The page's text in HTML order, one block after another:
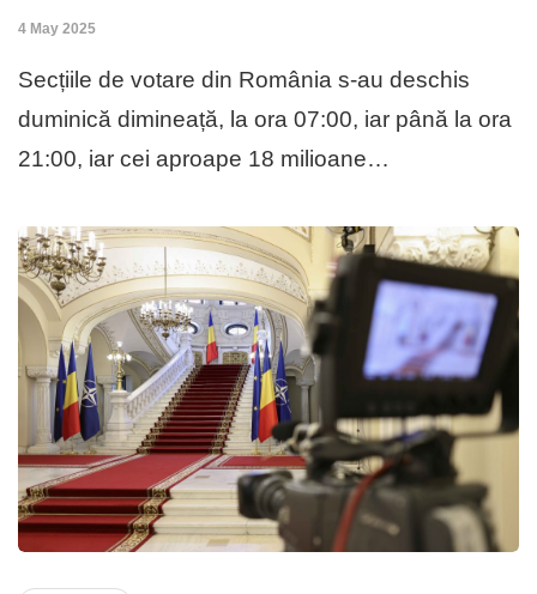
4 May 2025
Secțiile de votare din România s-au deschis
duminică dimineață, la ora 07:00, iar până la ora
21:00, iar cei aproape 18 milioane…